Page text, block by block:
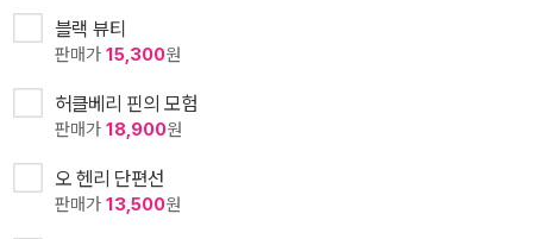
블랙 뷰티
판매가 15,300원
허클베리 핀의 모험
판매가 18,900원
오 헨리 단편선
판매가 13,500원